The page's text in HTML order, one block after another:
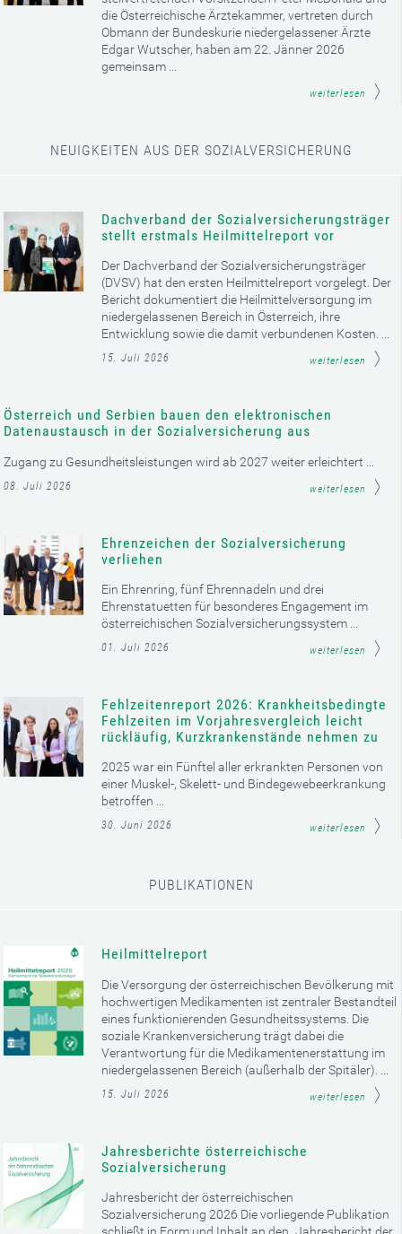
die Österreichische Ärztekammer, vertreten durch
Obmann der Bundeskurie niedergelassener Ärzte
Edgar Wutscher, haben am 22. Jänner 2026
gemeinsam ...
weiterlesen
NEUIGKEITEN AUS DER SOZIALVERSICHERUNG
Dachverband der Sozialversicherungsträger
stellt erstmals Heilmittelreport vor
Der Dachverband der Sozialversicherungsträger
(DVSV) hat den ersten Heilmittelreport vorgelegt. Der
Bericht dokumentiert die Heilmittelversorgung im
niedergelassenen Bereich in Österreich, ihre
Entwicklung sowie die damit verbundenen Kosten. ...
15. Juli 2026 weiterlesen
Österreich und Serbien bauen den elektronischen
Datenaustausch in der Sozialversicherung aus
Zugang zu Gesundheitsleistungen wird ab 2027 weiter erleichtert ...
08. Juli 2026 weiterlesen
Ehrenzeichen der Sozialversicherung
verliehen
Ein Ehrenring, fünf Ehrennadeln und drei
Ehrenstatuetten für besonderes Engagement im
österreichischen Sozialversicherungssystem ...
01. Juli 2026 weiterlesen
Fehlzeitenreport 2026: Krankheitsbedingte
Fehlzeiten im Vorjahresvergleich leicht
rückläufig, Kurzkrankenstände nehmen zu
2025 war ein Fünftel aller erkrankten Personen von
einer Muskel-, Skelett- und Bindegewebeerkrankung
betroffen ...
30. Juni 2026 weiterlesen
PUBLIKATIONEN
Heilmittelreport
Die Versorgung der österreichischen Bevölkerung mit
hochwertigen Medikamenten ist zentraler Bestandteil
eines funktionierenden Gesundheitssystems. Die
soziale Krankenversicherung trägt dabei die
Verantwortung für die Medikamentenerstattung im
niedergelassenen Bereich (außerhalb der Spitäler). ...
15. Juli 2026 weiterlesen
Jahresberichte österreichische
Sozialversicherung
Jahresbericht der österreichischen
Sozialversicherung 2026 Die vorliegende Publikation